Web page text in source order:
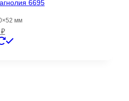
6695
мм
₽Текущая
цена: